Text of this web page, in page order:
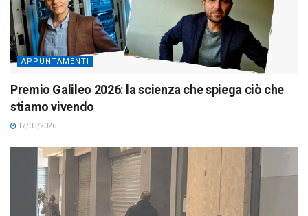
APPUNTAMENTI
Premio Galileo 2026: la scienza che spiega ciò che
stiamo vivendo
17/03/2026